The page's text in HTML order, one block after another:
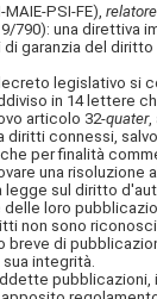
PSI-FE),
790): una direttiva
garanzia del
legislativo si
in 14 lettere
articolo 32-quater,
connessi,
per finalità
una risoluzione
sul diritto
loro
non sono
di
integrità.
pubblicazioni,